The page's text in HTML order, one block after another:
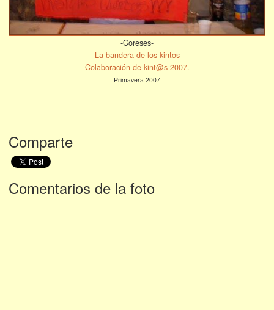
-Coreses-
La bandera de los kintos
Colaboración de kint@s 2007.
Primavera 2007
Comparte
Comentarios de la foto